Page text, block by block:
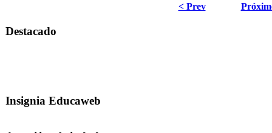
< Prev
Destacado
Insignia Educaweb